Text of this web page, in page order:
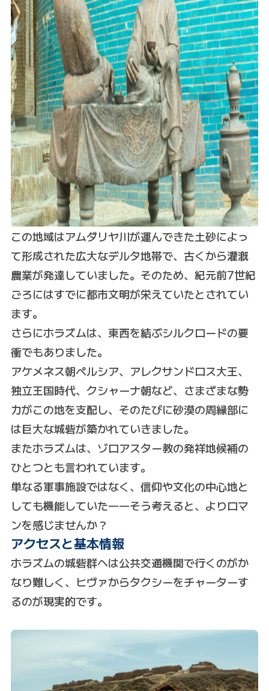
この地域はアムダリヤ川が運んできた土砂によっ
て形成された広大なデルタ地帯で、古くから灌漑
農業が発達していました。そのため、紀元前7世紀
ごろにはすでに都市文明が栄えていたとされてい
ます。
さらにホラズムは、東西を結ぶシルクロードの要
衝でもありました。
アケメネス朝ペルシア、アレクサンドロス大王、
独立王国時代、クシャーナ朝など、さまざまな勢
力がこの地を支配し、そのたびに砂漠の周縁部に
は巨大な城砦が築かれていきました。
またホラズムは、ゾロアスター教の発祥地候補の
ひとつとも言われています。
単なる軍事施設ではなく、信仰や文化の中心地と
しても機能していた――そう考えると、よりロマ
ンを感じませんか？
アクセスと基本情報
ホラズムの城砦群へは公共交通機関で行くのがか
なり難しく、ヒヴァからタクシーをチャーターす
るのが現実的です。